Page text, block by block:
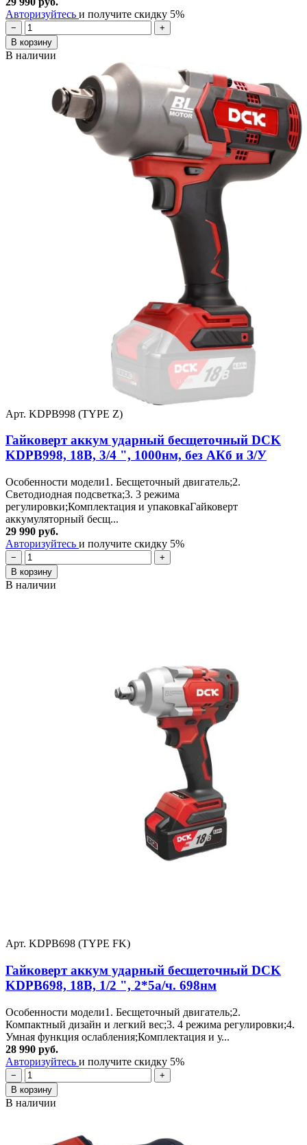
Авторизуйтесь и получите скидку 5%
−
+
В корзину
В наличии
Арт. KDPB998 (TYPE Z)
Гайковерт аккум ударный бесщеточный DCK
KDPB998, 18В, 3/4 ", 1000нм, без АКб и З/У
Особенности модели1. Бесщеточный двигатель;2.
Светодиодная подсветка;3. 3 режима
регулировки;Комплектация и упаковкаГайковерт
аккумуляторный бесщ...
29 990 руб.
Авторизуйтесь и получите скидку 5%
−
+
В корзину
В наличии
Арт. KDPB698 (TYPE FK)
Гайковерт аккум ударный бесщеточный DCK
KDPB698, 18В, 1/2 ", 2*5а/ч. 698нм
Особенности модели1. Бесщеточный двигатель;2.
Компактный дизайн и легкий вес;3. 4 режима регулировки;4.
Умная функция ослабления;Комплектация и у...
28 990 руб.
Авторизуйтесь и получите скидку 5%
−
+
В корзину
В наличии